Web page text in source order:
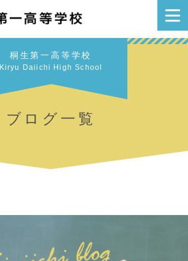
桐生第一高等学校
Kiryu Daiichi High School
ブログ一覧